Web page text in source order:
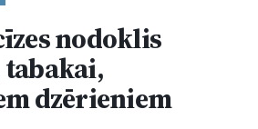
Ziņas
nodoklis
dzērieniem